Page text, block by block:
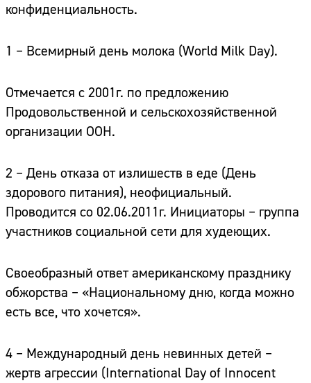
конфиденциальность.
1 – Всемирный день молока (World Milk Day).
Отмечается с 2001г. по предложению
Продовольственной и сельскохозяйственной
организации ООН.
2 – День отказа от излишеств в еде (День
здорового питания), неофициальный.
Проводится со 02.06.2011г. Инициаторы – группа
участников социальной сети для худеющих.
Своеобразный ответ американскому празднику
обжорства – «Национальному дню, когда можно
есть все, что хочется».
4 – Международный день невинных детей –
жертв агрессии (International Day of Innocent